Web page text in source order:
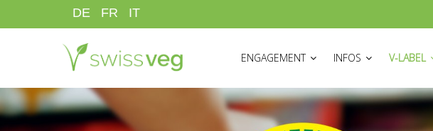
zum
DE FR IT
ENGAGEMENT
INFOS V-LABEL